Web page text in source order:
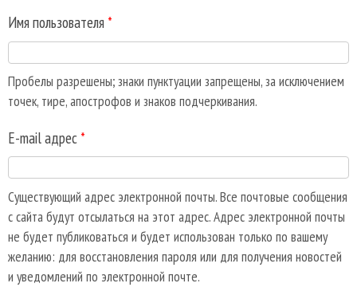
Имя пользователя *
Пробелы разрешены; знаки пунктуации запрещены, за исключением
точек, тире, апострофов и знаков подчеркивания.
E-mail адрес *
Существующий адрес электронной почты. Все почтовые сообщения
с сайта будут отсылаться на этот адрес. Адрес электронной почты
не будет публиковаться и будет использован только по вашему
желанию: для восстановления пароля или для получения новостей
и уведомлений по электронной почте.